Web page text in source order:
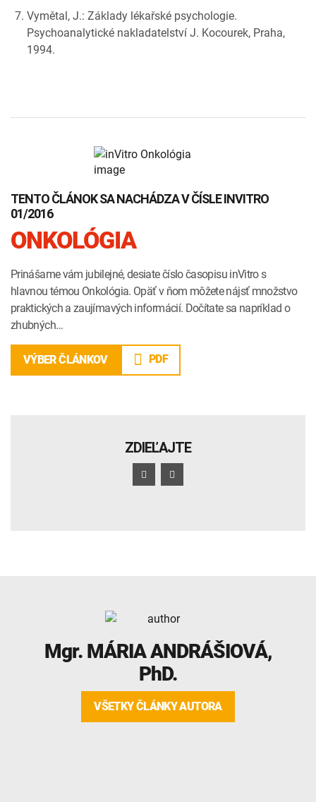
Vymětal, J.: Základy lékařské psychologie.
Psychoanalytické nakladatelství J. Kocourek, Praha,
1994.
TENTO ČLÁNOK SA NACHÁDZA V ČÍSLE INVITRO
01/2016
ONKOLÓGIA
Prinášame vám jubilejné, desiate číslo časopisu inVitro s
hlavnou témou Onkológia. Opäť v ňom môžete nájsť množstvo
praktických a zaujímavých informácií. Dočítate sa napríklad o
zhubných…
VÝBER ČLÁNKOV PDF
ZDIEĽAJTE
Mgr. MÁRIA ANDRÁŠIOVÁ,
PhD.
VŠETKY ČLÁNKY AUTORA